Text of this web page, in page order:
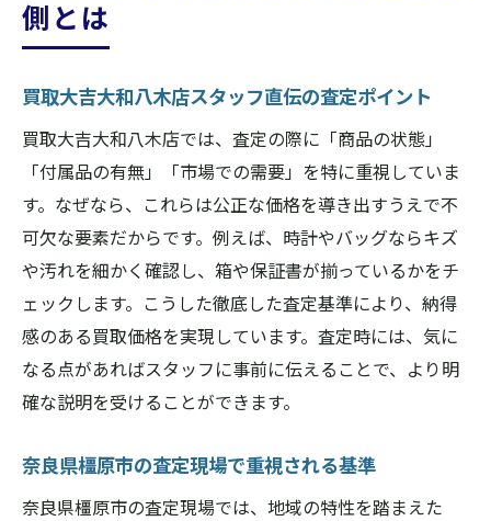
側とは
買取大吉大和八木店スタッフ直伝の査定ポイント
買取大吉大和八木店では、査定の際に「商品の状態」
「付属品の有無」「市場での需要」を特に重視していま
す。なぜなら、これらは公正な価格を導き出すうえで不
可欠な要素だからです。例えば、時計やバッグならキズ
や汚れを細かく確認し、箱や保証書が揃っているかをチ
ェックします。こうした徹底した査定基準により、納得
感のある買取価格を実現しています。査定時には、気に
なる点があればスタッフに事前に伝えることで、より明
確な説明を受けることができます。
奈良県橿原市の査定現場で重視される基準
奈良県橿原市の査定現場では、地域の特性を踏まえた